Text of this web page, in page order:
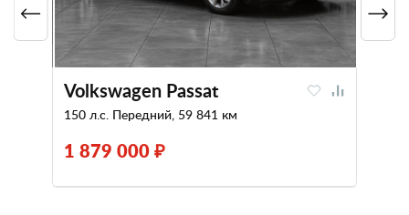
Volkswagen Passat
150 л.с. Передний, 59 841 км
1 879 000 ₽